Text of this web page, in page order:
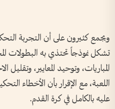
تشكل نموذجاً تحتذي به البطولات
المباريات، وتوحيد المعايير،
اللعبة، مع الإقرار بأن الأخطاء
عليه بالكامل في كرة القدم.